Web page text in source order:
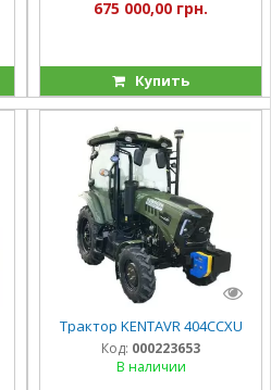
675 000,00 грн.
Купить
Трактор KENTAVR 404CCXU
Код: 000223653
В наличии